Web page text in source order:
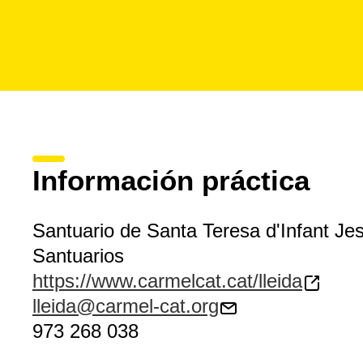
Información práctica
Santuario de Santa Teresa d'Infant
Santuarios
https://www.carmelcat.cat/lleida
lleida@carmel-cat.org
973 268 038